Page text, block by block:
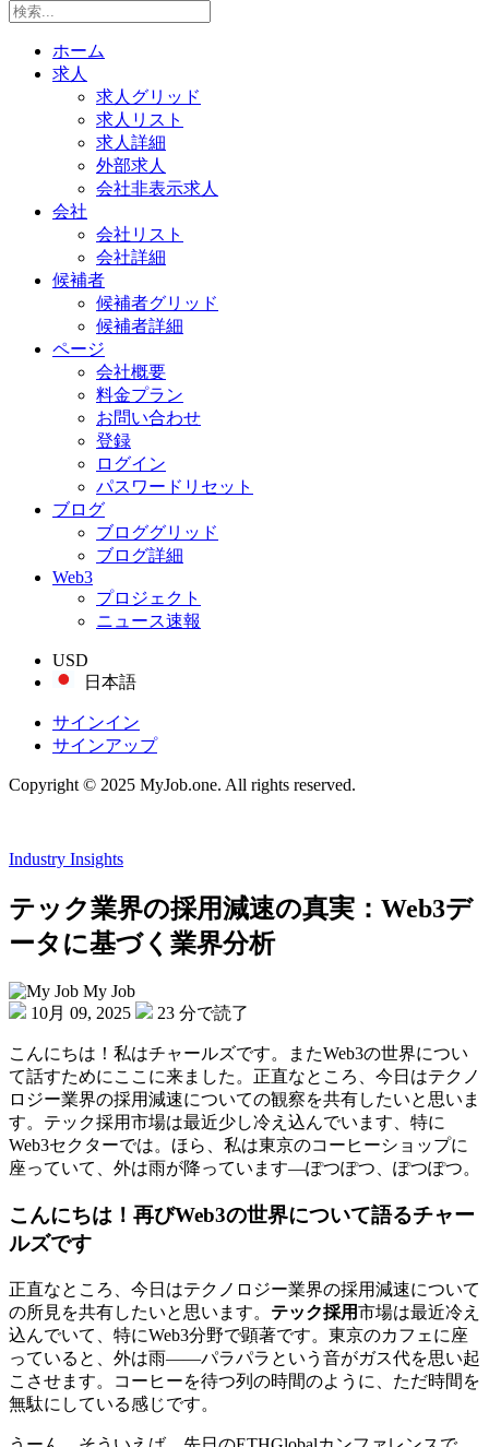
ホーム
求人
求人グリッド
求人リスト
求人詳細
外部求人
会社非表示求人
会社
会社リスト
会社詳細
候補者
候補者グリッド
候補者詳細
ページ
会社概要
料金プラン
お問い合わせ
登録
ログイン
パスワードリセット
ブログ
ブロググリッド
ブログ詳細
Web3
プロジェクト
ニュース速報
USD
日本語
サインイン
サインアップ
Copyright © 2025 MyJob.one. All rights reserved.
Industry Insights
テック業界の採用減速の真実：Web3デ
ータに基づく業界分析
My Job
10月 09, 2025
23 分で読了
こんにちは！私はチャールズです。またWeb3の世界につい
て話すためにここに来ました。正直なところ、今日はテクノ
ロジー業界の採用減速についての観察を共有したいと思いま
す。テック採用市場は最近少し冷え込んでいます、特に
Web3セクターでは。ほら、私は東京のコーヒーショップに
座っていて、外は雨が降っています—ぽつぽつ、ぽつぽつ。
こんにちは！再びWeb3の世界について語るチャー
ルズです
正直なところ、今日はテクノロジー業界の採用減速について
の所見を共有したいと思います。 テック採用市場は最近冷え
込んでいて、特にWeb3分野で顕著です。東京のカフェに座
っていると、外は雨——パラパラという音がガス代を思い起
こさせます。コーヒーを待つ列の時間のように、ただ時間を
無駄にしている感じです。